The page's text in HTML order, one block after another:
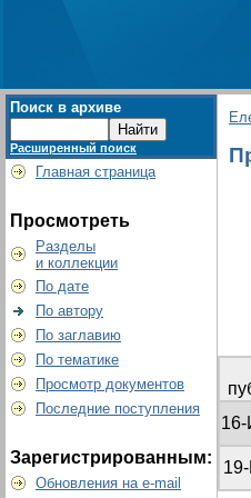
Поиск в архиве
Расширенный поиск
Главная страница
Просмотреть
Разделы
и коллекции
По дате
По автору
По заглавию
По тематике
Просмотр документов
Последние поступления
Зарегистрированным:
Обновления на e-mail